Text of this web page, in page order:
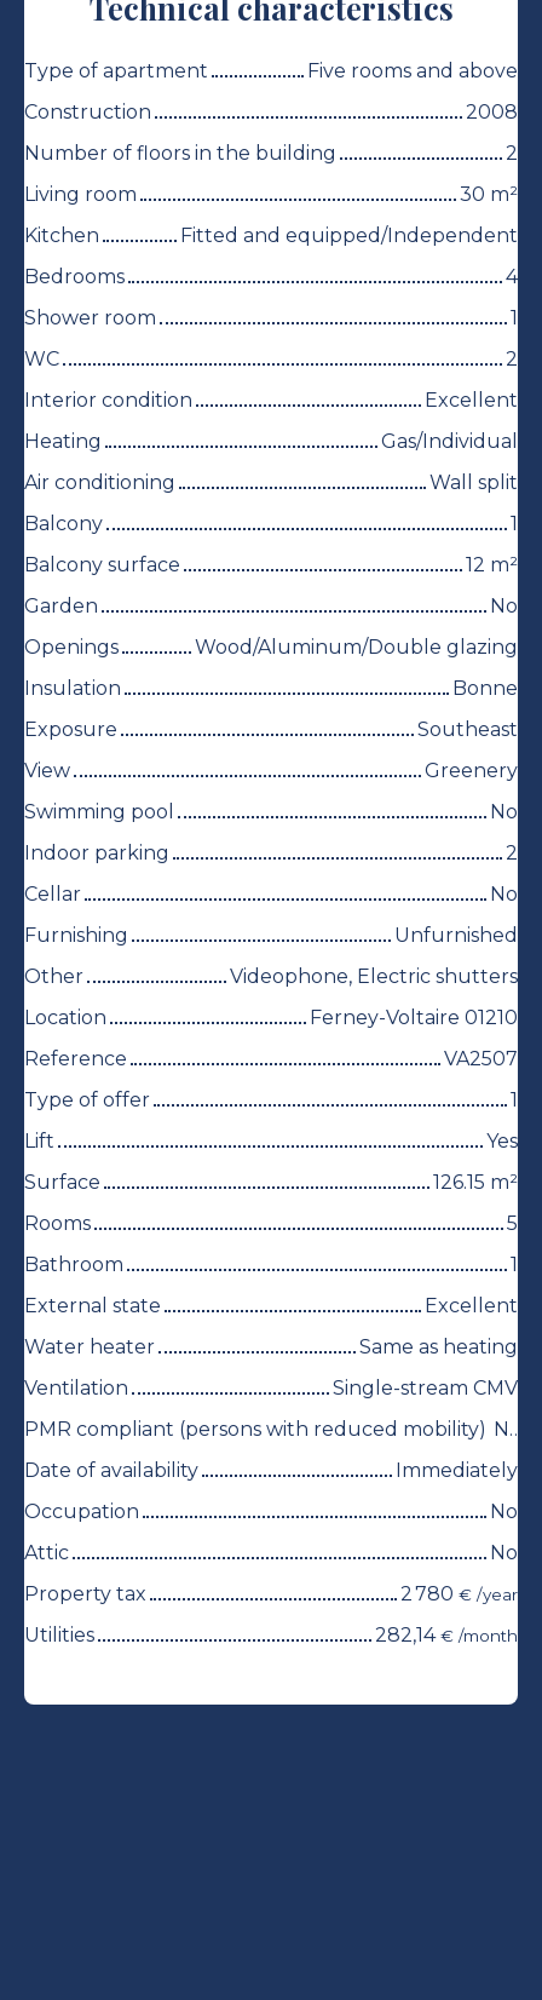
Type of apartment
Five rooms and above
Construction
2008
Number of floors in the building
2
Living room
30 m²
Kitchen
Fitted and equipped/Independent
Bedrooms
4
Shower room
1
WC
2
Interior condition
Excellent
Heating
Gas/Individual
Air conditioning
Wall split
Balcony
1
Balcony surface
12 m²
Garden
No
Openings
Wood/Aluminum/Double glazing
Insulation
Bonne
Exposure
Southeast
View
Greenery
Swimming pool
No
Indoor parking
2
Cellar
No
Furnishing
Unfurnished
Other
Videophone, Electric shutters
Location
Ferney-Voltaire 01210
Reference
VA2507
Type of offer
1
Lift
Yes
Surface
126.15 m²
Rooms
5
Bathroom
1
External state
Excellent
Water heater
Same as heating
Ventilation
Single-stream CMV
PMR compliant (persons with reduced mobility)
No
Date of availability
Immediately
Occupation
No
Attic
No
Property tax
2 780 € /year
Utilities 282,14€ /month